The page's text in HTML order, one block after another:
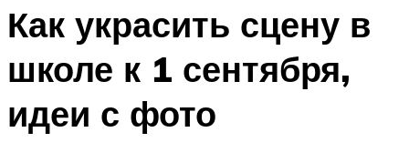
Как украсить сцену в
школе к 1 сентября,
идеи с фото